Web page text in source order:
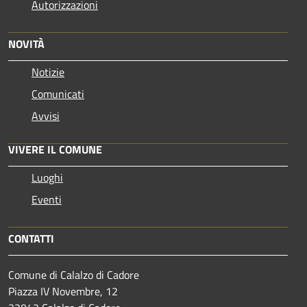
Autorizzazioni
NOVITÀ
Notizie
Comunicati
Avvisi
VIVERE IL COMUNE
Luoghi
Eventi
CONTATTI
Comune di Calalzo di Cadore
Piazza IV Novembre, 12